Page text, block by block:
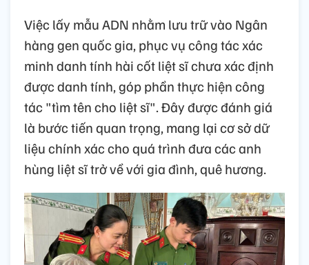
Việc lấy mẫu ADN nhằm lưu trữ vào Ngân
hàng gen quốc gia, phục vụ công tác xác
minh danh tính hài cốt liệt sĩ chưa xác định
được danh tính, góp phần thực hiện công
tác "tìm tên cho liệt sĩ". Đây được đánh giá
là bước tiến quan trọng, mang lại cơ sở dữ
liệu chính xác cho quá trình đưa các anh
hùng liệt sĩ trở về với gia đình, quê hương.